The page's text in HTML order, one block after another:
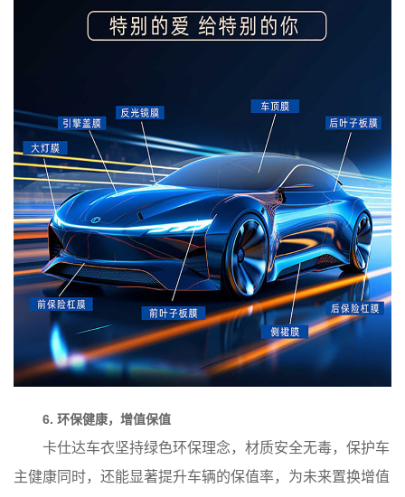
6. 环保健康，增值保值
卡仕达车衣坚持绿色环保理念，材质安全无毒，保护车
主健康同时，还能显著提升车辆的保值率，为未来置换增值